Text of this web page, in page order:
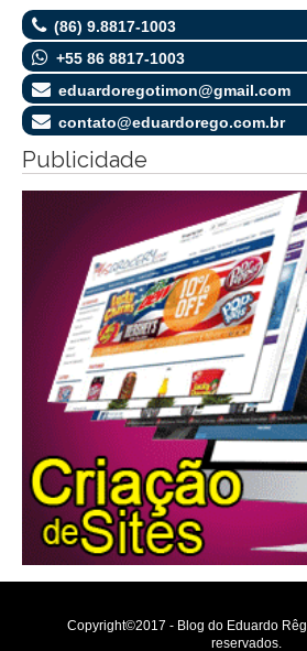
(86) 9.8817-1003
+55 86 8817-1003
eduardoregotimon@gmail.com
contato@eduardorego.com.br
Publicidade
Copyright©2017 - Blog do Eduardo
reservados.